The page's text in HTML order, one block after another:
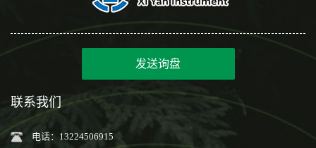
发送询盘
联系我们
电话：13224506915